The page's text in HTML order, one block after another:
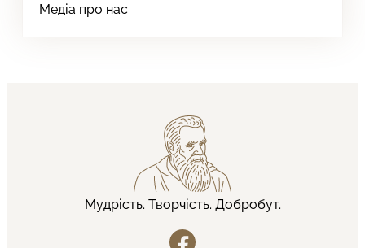
Медіа про нас
Мудрість. Творчість. Добробут.